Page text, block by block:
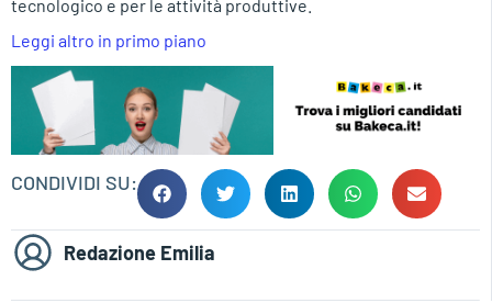
tecnologico e per le attività produttive.
Leggi altro in primo piano
CONDIVIDI SU:
Redazione Emilia